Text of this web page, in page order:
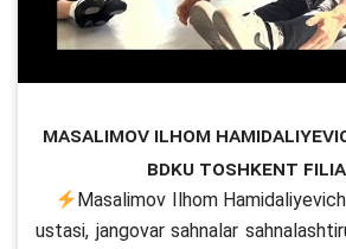
Masalimov Ilhom
BDKU Toshkent
Masalimov Ilhom
ustasi, jangovar sahnalar